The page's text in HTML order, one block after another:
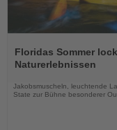
Sie
die
Floridas Sommer
Naturerlebnissen
Jakobsmuscheln, leuchtende
State zur Bühne besonderer